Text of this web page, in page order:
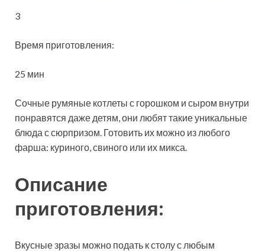
3
Время приготовления:
25 мин
Сочные румяные котлеты с горошком и сыром внутри
понравятся даже детям, они любят такие уникальные
блюда с сюрпризом. Готовить их можно из любого
фарша: куриного, свиного или их микса.
Описание
приготовления:
Вкусные зразы можно подать к столу с любым